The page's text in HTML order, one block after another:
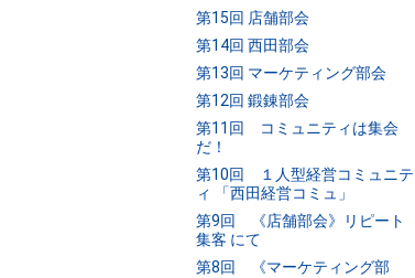
第15回 店舗部会
第14回 西田部会
第13回 マーケティング部会
第12回 鍛錬部会
第11回 コミュニティは集会
だ！
第10回 １人型経営コミュニテ
ィ 「西田経営コミュ」
第9回 《店舗部会》リピート
集客 にて
第8回 《マーケティング部